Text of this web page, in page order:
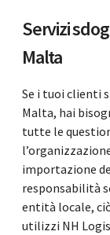
Servizi
Malta
Se i tuoi clienti
Malta, hai
tutte le
importazione
responsabilità
entità locale,
utilizzi NH